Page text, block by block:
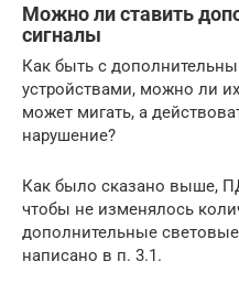
Можно ли ставить
сигналы
Как быть с
устройствами, можно ли
может мигать, а
нарушение?
Как было сказано выше,
чтобы не изменялось
дополнительные
написано в п. 3.1.